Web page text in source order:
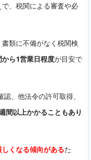
、税関による審査や必
類に不備がなく税関検
ら1営業日程度が目安で
、他法令の許可取得、
間以上かかることもあり
くなる傾向があるた